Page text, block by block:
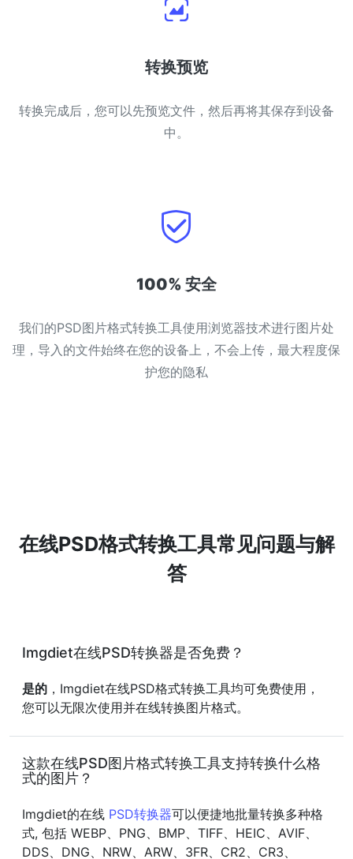
转换预览
转换完成后，您可以先预览文件，然后再将其保存到设备
中。
100% 安全
我们的PSD图片格式转换工具使用浏览器技术进行图片处
理，导入的文件始终在您的设备上，不会上传，最大程度保
护您的隐私
在线PSD格式转换工具常见问题与解
答
Imgdiet在线PSD转换器是否免费？
是的 ，Imgdiet在线PSD格式转换工具均可免费使用，
您可以无限次使用并在线转换图片格式。
这款在线PSD图片格式转换工具支持转换什么格
式的图片？
Imgdiet的在线 PSD转换器可以便捷地批量转换多种格
式, 包括 WEBP、PNG、BMP、TIFF、HEIC、AVIF、
DDS、DNG、NRW、ARW、3FR、CR2、CR3、